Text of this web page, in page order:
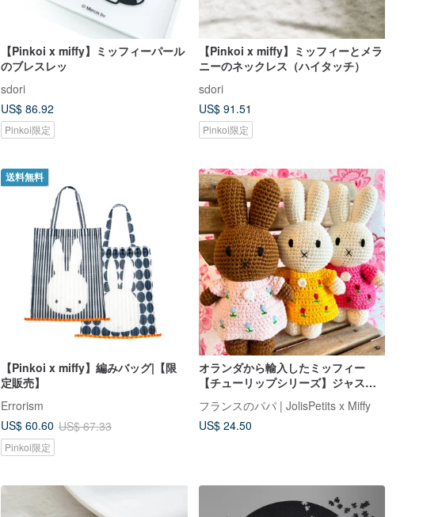
【Pinkoi x miffy】ミッフィーパール
のブレスレッ
sdori
US$ 86.92
Pinkoi限定
【Pinkoi x miffy】ミッフィーとメラ
ニーのネックレス（ハイタッチ）
sdori
US$ 91.51
Pinkoi限定
送料無料
【Pinkoi x miffy】編みバッグ|【限
定販売】
Errorism
US$ 60.60 US$ 67.33
Pinkoi限定
オランダから輸入したミッフィー
【チューリップシリーズ】ジャスト
ぎ針編みミッフィーうさぎ
フランスのパパ | JolisPetits x Miffy
US$ 24.50